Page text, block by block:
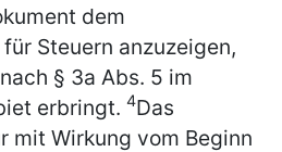
dem
Steuern anzuzeigen,
§ 3a Abs. 5 im
erbringt. 4Das
mit Wirkung vom Beginn